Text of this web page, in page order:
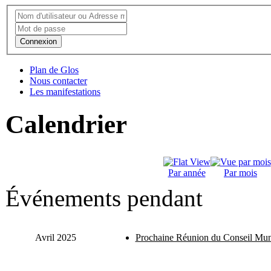
Connexion
Plan de Glos
Nous contacter
Les manifestations
Calendrier
Par année Par mois
Événements pendant
Avril 2025 Prochaine Réunion du Conseil